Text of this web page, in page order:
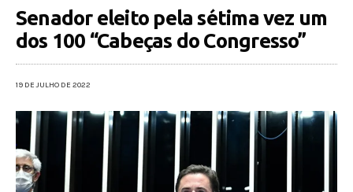
Senador eleito pela sétima vez um
dos 100 “Cabeças do Congresso”
19 DE JULHO DE 2022